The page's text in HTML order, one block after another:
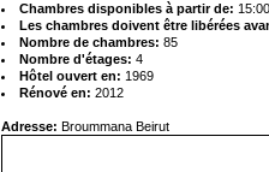
Chambres disponibles à partir de: 15:00
Les chambres doivent être libérées
Nombre de chambres: 85
Nombre d'étages: 4
Hôtel ouvert en: 1969
Rénové en: 2012
Adresse: Broummana Beirut